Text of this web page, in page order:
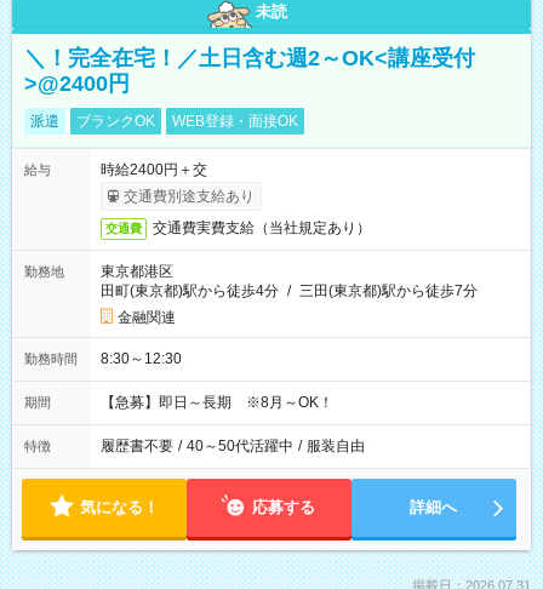
未読
＼！完全在宅！／土日含む週2～OK<講座受付
>@2400円
派遣 ブランクOK WEB登録・面接OK
給与
時給2400円＋交
交通費別途支給あり
交通費 交通費実費支給（当社規定あり）
勤務地
東京都港区
田町(東京都)駅から徒歩4分 / 三田(東京都)駅から徒歩7分
金融関連
勤務時間 8:30～12:30
期間 【急募】即日～長期 ※8月～OK！
特徴 履歴書不要 / 40～50代活躍中 / 服装自由
気になる！ 応募する 詳細へ
掲載日：2026.07.31